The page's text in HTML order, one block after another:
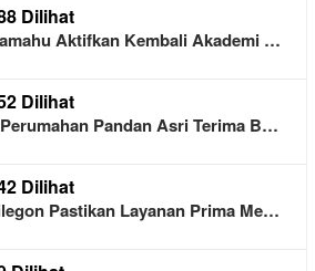
Dilihat
Aktifkan Kembali Akademi …
Dilihat
Pandan Asri Terima B…
Dilihat
Pastikan Layanan Prima Me…